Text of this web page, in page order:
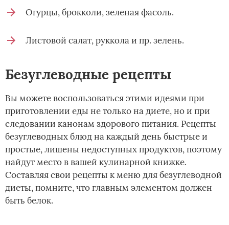
Огурцы, брокколи, зеленая фасоль.
Листовой салат, руккола и пр. зелень.
Безуглеводные рецепты
Вы можете воспользоваться этими идеями при
приготовлении еды не только на диете, но и при
следовании канонам здорового питания. Рецепты
безуглеводных блюд на каждый день быстрые и
простые, лишены недоступных продуктов, поэтому
найдут место в вашей кулинарной книжке.
Составляя свои рецепты к меню для безуглеводной
диеты, помните, что главным элементом должен
быть белок.